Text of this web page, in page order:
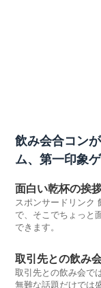
飲み会合コン
ム、第一印象
面白い乾杯の挨
スポンサードリンク 飲み会は乾杯からスタートするのが基本ですの
で、そこでちょっと
できます。
取引先との飲み
取引先との飲み会で
無難な話題だけでは